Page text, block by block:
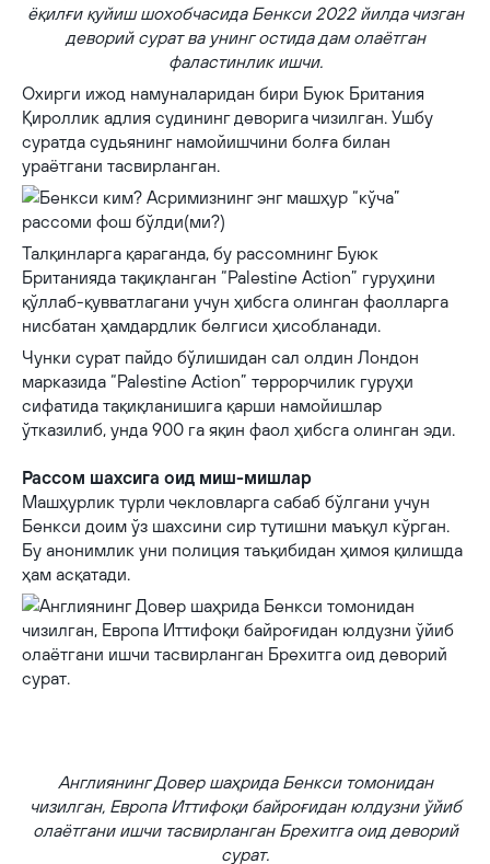
ёқилғи қуйиш шохобчасида Бенкси 2022 йилда чизган
деворий сурат ва унинг остида дам олаётган
фаластинлик ишчи.
Охирги ижод намуналаридан бири Буюк Британия
Қироллик адлия судининг деворига чизилган. Ушбу
суратда судьянинг намойишчини болға билан
ураётгани тасвирланган.
Талқинларга қараганда, бу рассомнинг Буюк
Британияда тақиқланган “Palestine Action” гуруҳини
қўллаб-қувватлагани учун ҳибсга олинган фаолларга
нисбатан ҳамдардлик белгиси ҳисобланади.
Чунки сурат пайдо бўлишидан сал олдин Лондон
марказида “Palestine Action” террорчилик гуруҳи
сифатида тақиқланишига қарши намойишлар
ўтказилиб, унда 900 га яқин фаол ҳибсга олинган эди.
Рассом шахсига оид миш-мишлар
Машҳурлик турли чекловларга сабаб бўлгани учун
Бенкси доим ўз шахсини сир тутишни маъқул кўрган.
Бу анонимлик уни полиция таъқибидан ҳимоя қилишда
ҳам асқатади.
Англиянинг Довер шаҳрида Бенкси томонидан
чизилган, Европа Иттифоқи байроғидан юлдузни ўйиб
олаётгани ишчи тасвирланган Брехитга оид деворий
сурат.